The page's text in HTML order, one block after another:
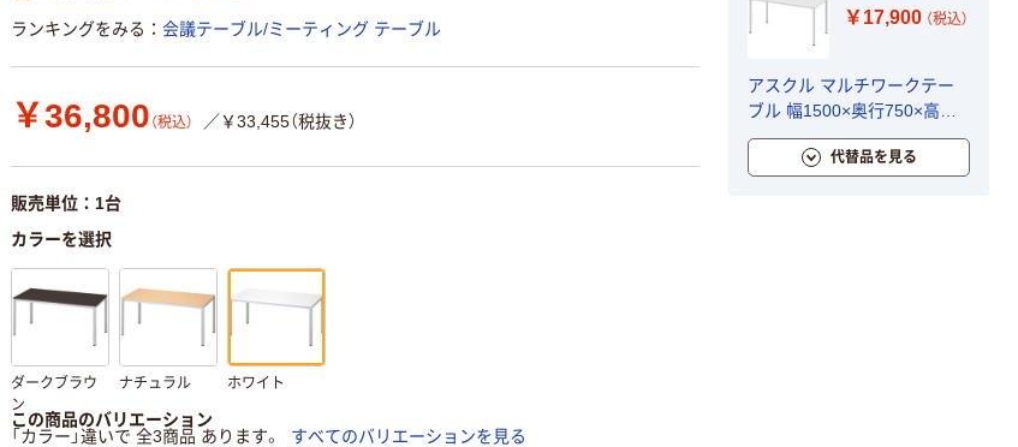
ランキングをみる 会議テーブル/ミーティング テーブル
￥36,800 （税込） ／￥33,455（税抜き）
販売単位：1台
カラーを選択
ダークブラウ
ン
ナチュラル ホワイト
この商品のバリエーション
「カラー」違いで 全3商品 あります。
すべてのバリエーションを見る
￥17,900 （税込）
アスクル マルチワークテー
ブル 幅1500×奥行750×高さ
720mm ホワイト天板・ホワイ
ト脚 1台（2梱包） オリジナル
代替品を見る